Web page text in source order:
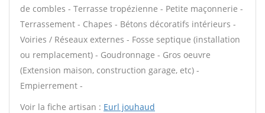
de combles - Terrasse tropézienne - Petite maçonnerie -
Terrassement - Chapes - Bétons décoratifs intérieurs -
Voiries / Réseaux externes - Fosse septique (installation
ou remplacement) - Goudronnage - Gros oeuvre
(Extension maison, construction garage, etc) -
Empierrement -
Voir la fiche artisan : Eurl jouhaud